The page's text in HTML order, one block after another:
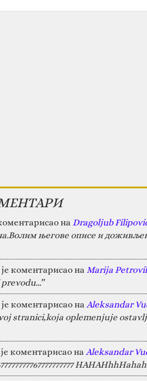
на Dragoljub
његове описе и
је коментарисао на Marija
је коментарисао на Aleksandar
stranici,koja oplemenjuje
је коментарисао на Aleksandar